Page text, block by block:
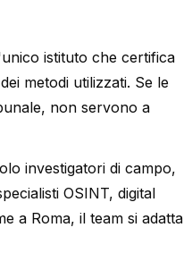
istituto che certifica
metodi utilizzati. Se le
non servono a
investigatori di campo,
OSINT, digital
a Roma, il team si adatta